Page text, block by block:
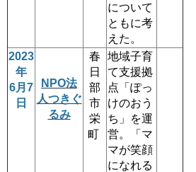
について
ともに考
えた。
2023
年
6月7
日
NPO法
人つきぐ
るみ
春
日
部
市
栄
町
地域子育
て支援拠
点「ぽっ
けのおう
ち」を運
営。「マ
マが笑顔
になれる